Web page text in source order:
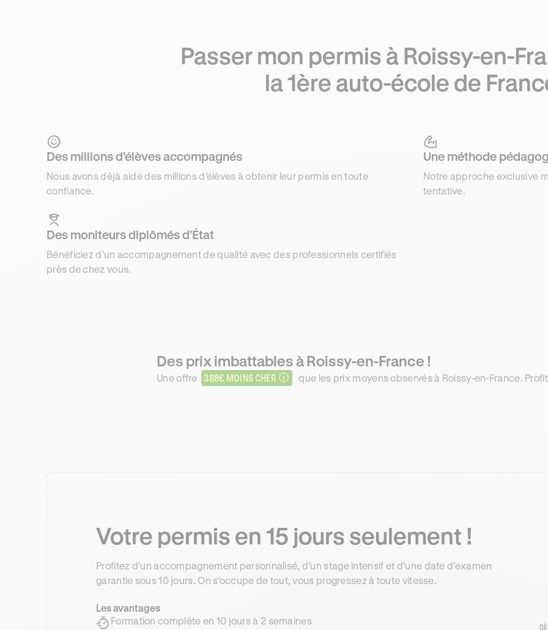
Passer mon permis à Roissy-en-
la 1ère auto-école de
Des millions d’élèves accompagnés
Nous avons déjà aidé des millions d’élèves à obtenir leur permis en toute
confiance.
Une méthode
Notre approche exclusive
tentative.
Des moniteurs diplômés d’État
Bénéficiez d’un accompagnement de qualité avec des professionnels certifiés
près de chez vous.
Des prix imbattables à Roissy-en-France !
Une offre 388€ MOINS CHER que les prix moyens observés à Roissy-en-France.
Votre permis en 15 jours seulement !
Profitez d’un accompagnement personnalisé, d’un stage intensif et d’une date d’examen
garantie sous 10 jours. On s’occupe de tout, vous progressez à toute vitesse.
Les avantages
Formation complète en 10 jours à 2 semaines